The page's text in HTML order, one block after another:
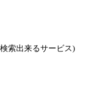
索出来るサービス)